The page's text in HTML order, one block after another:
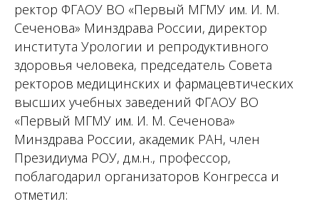
ректор ФГАОУ ВО «Первый МГМУ им. И. М.
Сеченова» Минздрава России, директор
института Урологии и репродуктивного
здоровья человека, председатель Совета
ректоров медицинских и фармацевтических
высших учебных заведений ФГАОУ ВО
«Первый МГМУ им. И. М. Сеченова»
Минздрава России, академик РАН, член
Президиума РОУ, д.м.н., профессор,
поблагодарил организаторов Конгресса и
отметил: